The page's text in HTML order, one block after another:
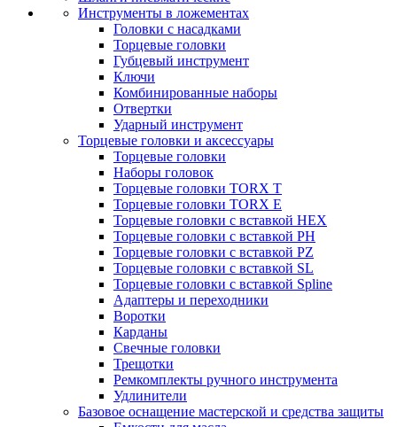
Инструменты в ложементах
Головки с насадками
Торцевые головки
Губцевый инструмент
Ключи
Комбинированные наборы
Отвертки
Ударный инструмент
Торцевые головки и аксессуары
Торцевые головки
Наборы головок
Торцевые головки TORX T
Торцевые головки TORX Е
Торцевые головки с вставкой HEX
Торцевые головки с вставкой PH
Торцевые головки с вставкой PZ
Торцевые головки с вставкой SL
Торцевые головки с вставкой Spline
Адаптеры и переходники
Воротки
Карданы
Свечные головки
Трещотки
Ремкомплекты ручного инструмента
Удлинители
Базовое оснащение мастерской и средства защиты